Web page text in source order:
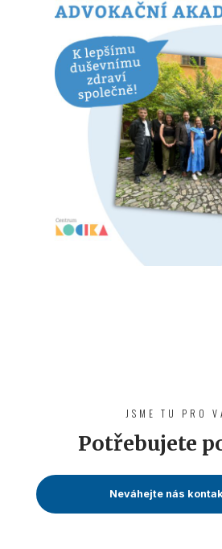
JSME TU PRO
Potřebujete
Neváhejte nás